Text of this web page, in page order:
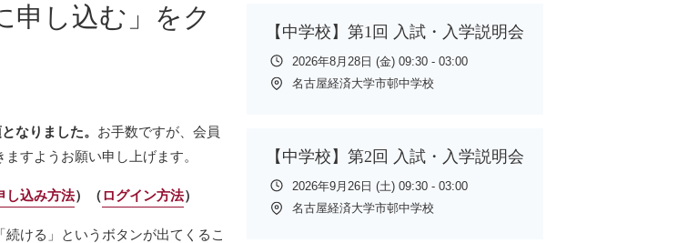
申し込む」をク
なりました。 お手数ですが、会員
すようお願い申し上げます。
し込み方法）（ログイン方法）
続ける」というボタンが出てくるこ
【中学校】第1回 入試・入学説明会
2026年8月28日 (金) 09:30 - 03:00
名古屋経済大学市邨中学校
【中学校】第2回 入試・入学説明会
2026年9月26日 (土) 09:30 - 03:00
名古屋経済大学市邨中学校